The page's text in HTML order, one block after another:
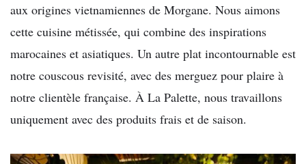
aux origines vietnamiennes de Morgane. Nous aimons
cette cuisine métissée, qui combine des inspirations
marocaines et asiatiques. Un autre plat incontournable est
notre couscous revisité, avec des merguez pour plaire à
notre clientèle française. À La Palette, nous travaillons
uniquement avec des produits frais et de saison.